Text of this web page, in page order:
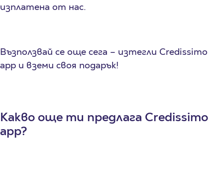
изплатена от нас.
Възползвай се още сега – изтегли Credissimo
app и вземи своя подарък!
Какво още ти предлага Credissimo
app?